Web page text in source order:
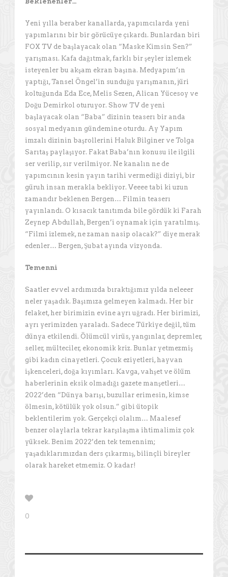
Yeni yılla beraber kanallarda, yapımcılarda yeni
yapımlarını bir bir görücüye çıkardı. Bunlardan biri
FOX TV de başlayacak olan “Maske Kimsin Sen?”
yarışması. Kafa dağıtmak, farklı bir şeyler izlemek
isteyenler bu akşam ekran başına. Medyapım’ın
yaptığı, Tansel Öngel’in sunduğu yarışmanın, jüri
koltuğunda Eda Ece, Melis Sezen, Alican Yücesoy ve
Doğu Demirkol oturuyor. Show TV de yeni
başlayacak olan “Baba” dizinin teaserı bir anda
sosyal medyanın gündemine oturdu. Ay Yapım
imzalı dizinin başrollerini Haluk Bilginer ve Tolga
Sarıtaş paylaşıyor. Fakat Baba’nın konusu ile ilgili
ser verilip, sır verilmiyor. Ne kanalın ne de
yapımcının kesin yayın tarihi vermediği diziyi, bir
güruh insan merakla bekliyor. Veeee tabi ki uzun
zamandır beklenen Bergen… Filmin teaserı
yayınlandı. O kısacık tanıtımda bile gördük ki Farah
Zeynep Abdullah, Bergen’i oynamak için yaratılmış.
“Filmi izlemek, ne zaman nasip olacak?” diye merak
edenler… Bergen, Şubat ayında vizyonda.
Temenni
Saatler evvel ardımızda bıraktığımız yılda neleeer
neler yaşadık. Başımıza gelmeyen kalmadı. Her bir
felaket, her birimizin evine ayrı uğradı. Her birimizi,
ayrı yerimizden yaraladı. Sadece Türkiye değil, tüm
dünya etkilendi. Ölümcül virüs, yangınlar, depremler,
seller, mülteciler, ekonomik kriz. Bunlar yetmezmiş
gibi kadın cinayetleri. Çocuk eziyetleri, hayvan
işkenceleri, doğa kıyımları. Kavga, vahşet ve ölüm
haberlerinin eksik olmadığı gazete manşetleri…
2022’den “Dünya barışı, buzullar erimesin, kimse
ölmesin, kötülük yok olsun.” gibi ütopik
beklentilerim yok. Gerçekçi olalım… Maalesef
benzer olaylarla tekrar karşılaşma ihtimalimiz çok
yüksek. Benim 2022’den tek temennim;
yaşadıklarımızdan ders çıkarmış, bilinçli bireyler
olarak hareket etmemiz. O kadar!
0